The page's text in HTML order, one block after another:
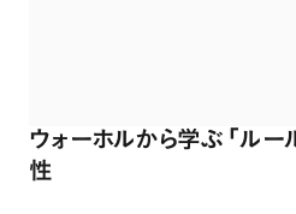
ウォーホルから学ぶ 「 ルー
性